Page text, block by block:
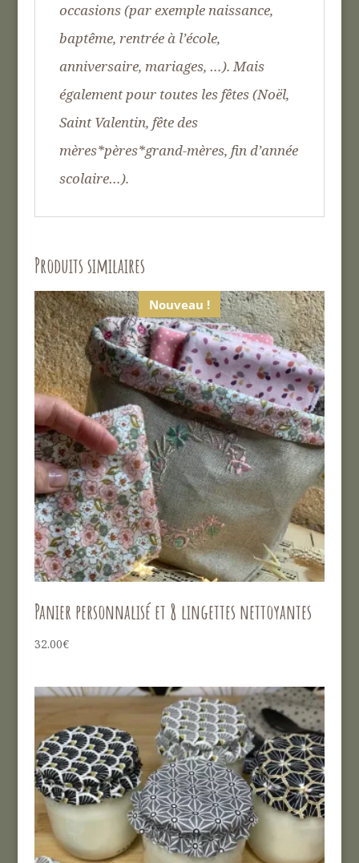
occasions (par exemple naissance,
baptême, rentrée à l’école,
anniversaire, mariages, …). Mais
également pour toutes les fêtes (Noël,
Saint Valentin, fête des
mères*pères*grand-mères, fin d’année
scolaire…).
Produits similaires
Nouveau !
Panier personnalisé et 8 lingettes nettoyantes
32.00€